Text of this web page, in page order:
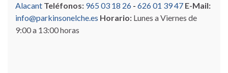
Alacant Teléfonos: 965 03 18 26 - 626 01 39 47 E-Mail:
info@parkinsonelche.es Horario: Lunes a Viernes de
9:00 a 13:00 horas